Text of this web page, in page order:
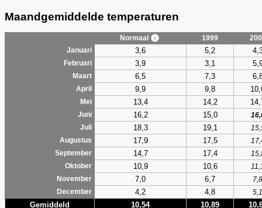
Maandgemiddelde temperaturen
Normaal 1999
Januari
3,6 5,2
Februari 3,9 3,1
Maart 6,5 7,3
April 9,9 9,8
Mei 13,4 14,2
Juni 16,2 15,0
Juli
18,3 19,1
Augustus
17,9 17,5
September
14,7 17,4
Oktober
10,9 10,6
November
7,0 6,7
7,8
December
4,2 4,8 5,1
Gemiddeld 10,54 10,89